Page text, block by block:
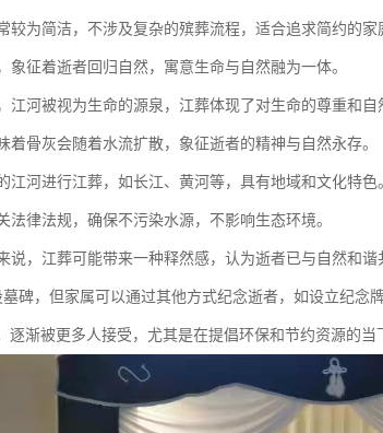
较为简洁，不涉及复杂的殡葬流程，适合追求简约的家
象征着逝者回归自然，寓意生命与自然融为一体。
江河被视为生命的源泉，江葬体现了对生命的尊重和自
着骨灰会随着水流扩散，象征逝者的精神与自然永存。
江河进行江葬，如长江、黄河等，具有地域和文化特色
法律法规，确保不污染水源，不影响生态环境。
说，江葬可能带来一种释然感，认为逝者已与自然和谐
碑，但家属可以通过其他方式纪念逝者，如设立纪念
逐渐被更多人接受，尤其是在提倡环保和节约资源的当